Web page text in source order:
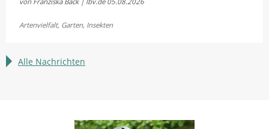
Sommerkonzert:
Bayerns
erleben
Artenvielfalt, Garten, Insekten
Alle Nachrichten